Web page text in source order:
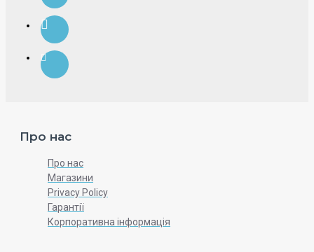
Про нас
Про нас
Магазини
Privacy Policy
Гарантії
Корпоративна інформація